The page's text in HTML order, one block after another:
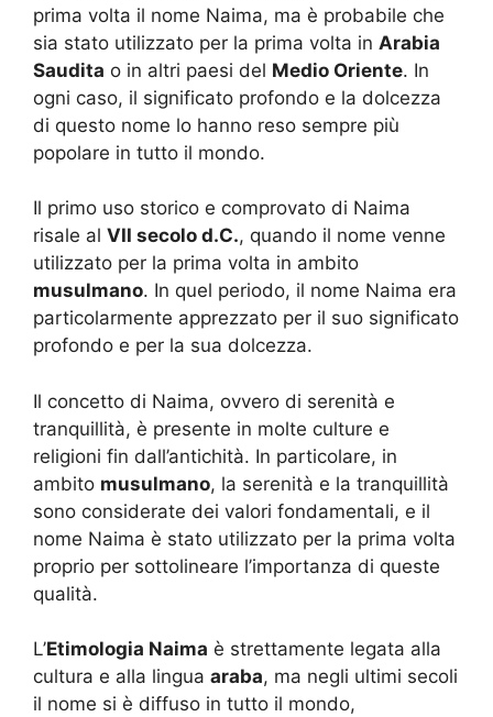
prima volta il nome Naima, ma è probabile che
sia stato utilizzato per la prima volta in Arabia
Saudita o in altri paesi del Medio Oriente. In
ogni caso, il significato profondo e la dolcezza
di questo nome lo hanno reso sempre più
popolare in tutto il mondo.
Il primo uso storico e comprovato di Naima
risale al VII secolo d.C., quando il nome venne
utilizzato per la prima volta in ambito
musulmano. In quel periodo, il nome Naima era
particolarmente apprezzato per il suo significato
profondo e per la sua dolcezza.
Il concetto di Naima, ovvero di serenità e
tranquillità, è presente in molte culture e
religioni fin dall’antichità. In particolare, in
ambito musulmano, la serenità e la tranquillità
sono considerate dei valori fondamentali, e il
nome Naima è stato utilizzato per la prima volta
proprio per sottolineare l’importanza di queste
qualità.
L’Etimologia Naima è strettamente legata alla
cultura e alla lingua araba, ma negli ultimi secoli
il nome si è diffuso in tutto il mondo,